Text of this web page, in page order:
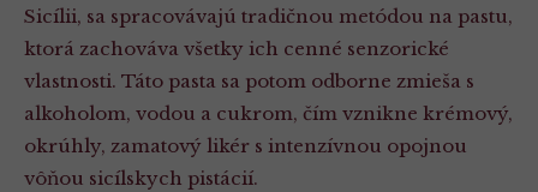
Sicílii, sa spracovávajú tradičnou metódou na pastu,
ktorá zachováva všetky ich cenné senzorické
vlastnosti. Táto pasta sa potom odborne zmieša s
alkoholom, vodou a cukrom, čím vznikne krémový,
okrúhly, zamatový likér s intenzívnou opojnou
vôňou sicílskych pistácií.